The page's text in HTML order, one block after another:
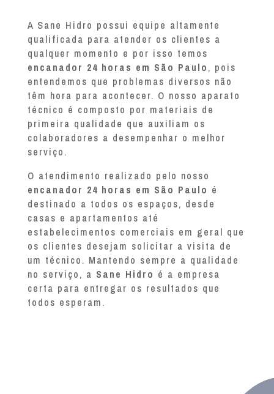
A Sane Hidro possui equipe altamente
qualificada para atender os clientes a
qualquer momento e por isso temos
encanador 24 horas em São Paulo, pois
entendemos que problemas diversos não
têm hora para acontecer. O nosso aparato
técnico é composto por materiais de
primeira qualidade que auxiliam os
colaboradores a desempenhar o melhor
serviço.
O atendimento realizado pelo nosso
encanador 24 horas em São Paulo é
destinado a todos os espaços, desde
casas e apartamentos até
estabelecimentos comerciais em geral que
os clientes desejam solicitar a visita de
um técnico. Mantendo sempre a qualidade
no serviço, a Sane Hidro é a empresa
certa para entregar os resultados que
todos esperam.